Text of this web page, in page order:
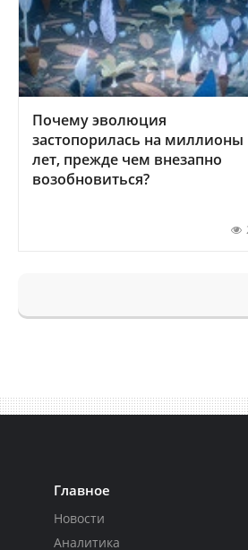
Почему эволюция
застопорилась на миллионы
лет, прежде чем внезапно
возобновиться?
Главное
Новости
Аналитика